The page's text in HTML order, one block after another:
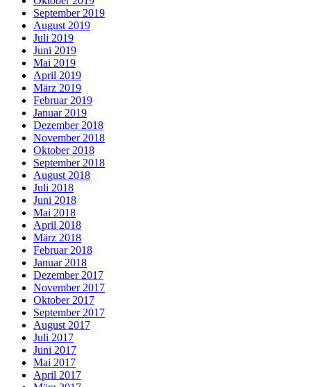
September 2019
August 2019
Juli 2019
Juni 2019
Mai 2019
April 2019
März 2019
Februar 2019
Januar 2019
Dezember 2018
November 2018
Oktober 2018
September 2018
August 2018
Juli 2018
Juni 2018
Mai 2018
April 2018
März 2018
Februar 2018
Januar 2018
Dezember 2017
November 2017
Oktober 2017
September 2017
August 2017
Juli 2017
Juni 2017
Mai 2017
April 2017